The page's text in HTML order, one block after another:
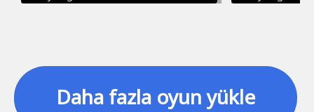
Daha fazla oyun yükle